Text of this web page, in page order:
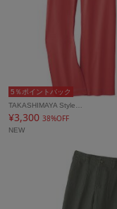
5％ポイントバック
TAKASHIMAYA Style…
¥3,300 38%OFF
NEW